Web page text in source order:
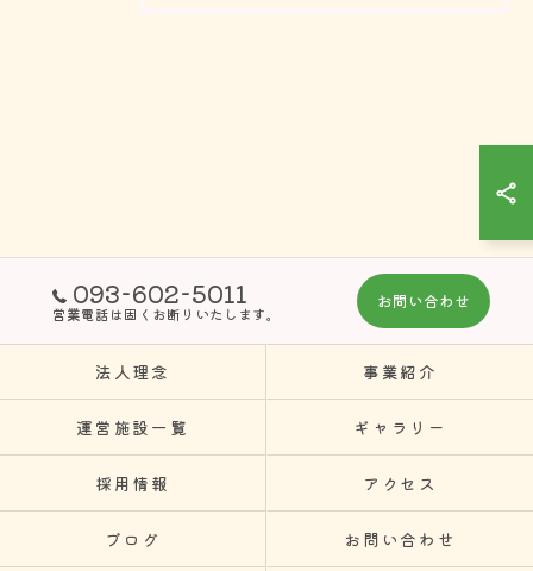
093-602-5011
営業電話は固くお断りいたします。
お問い合わせ
法人理念 事業紹介
運営施設一覧 ギャラリー
採用情報 アクセス
ブログ お問い合わせ